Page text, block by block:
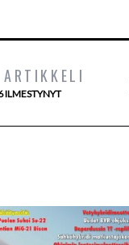
ARTIKKELI
ILMESTYNYT